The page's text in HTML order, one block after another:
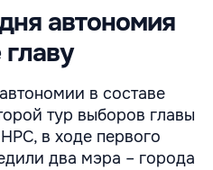
автономия
в составе
тур выборов главы
в ходе первого
два мэра – города